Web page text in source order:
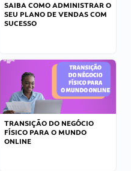
SAIBA COMO ADMINISTRAR O
SEU PLANO DE VENDAS COM
SUCESSO
TRANSIÇÃO DO NEGÓCIO
FÍSICO PARA O MUNDO
ONLINE